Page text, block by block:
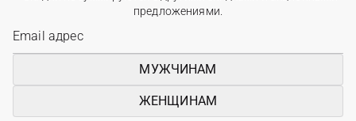
предложениями.
МУЖЧИНАМ
ЖЕНЩИНАМ